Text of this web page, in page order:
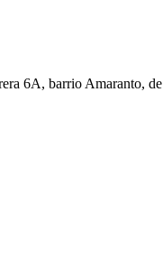
6A, barrio Amaranto, de